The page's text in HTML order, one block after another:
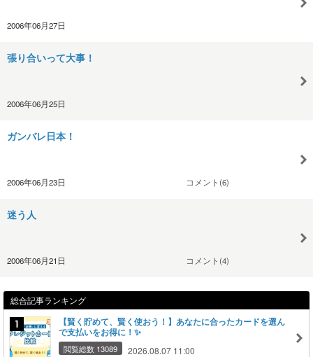
2006年06月27日
張り合いって大事！
2006年06月25日
ガンバレ日本！
2006年06月23日 コメント(6)
迷う人
2006年06月21日 コメント(4)
総合記事ランキング
【賢く貯めて、賢く使おう！】あなたに合ったカードを選ん
で支払いをお得に！✨
閲覧総数 13089 2026.08.07 11:00